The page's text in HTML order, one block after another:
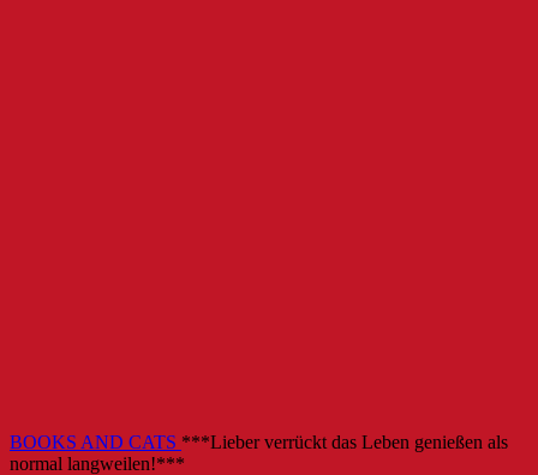
BOOKS AND CATS ***Lieber verrückt das Leben genießen als
normal langweilen!***